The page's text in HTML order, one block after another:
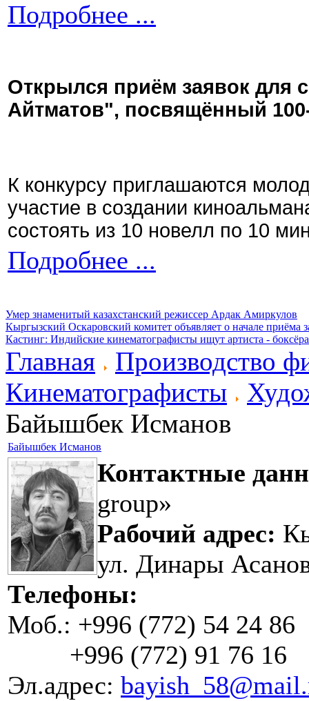
Подробнее ...
Открылся приём заявок для
Айтматов", посвящённый
К конкурсу приглашаются
участие в создании
состоять из 10 новелл по 10
Подробнее ...
Умер знаменитый казахстанский режиссер Ардак Амиркулов
Кыргызский Оскаровский комитет объявляет о начале приёма
Кастинг: Индийские кинематографисты ищут артиста -
Главная
Производство
Кинематографисты
Байышбек Исманов
Байышбек Исманов
Контактные
group»
Рабочий адрес:
ул. Динары
Телефоны:
Моб.: +996 (772) 54 24 86
+996 (772) 91 76 16
Эл.адрес: